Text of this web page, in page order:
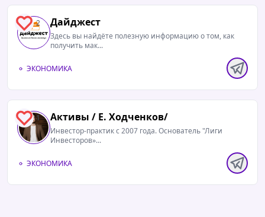
2 Дайджест
Здесь вы найдёте полезную информацию о том, как
получить мак...
ЭКОНОМИКА
1 Активы / Е. Ходченков/
Инвестор-практик с 2007 года. Основатель "Лиги
Инвесторов»...
ЭКОНОМИКА